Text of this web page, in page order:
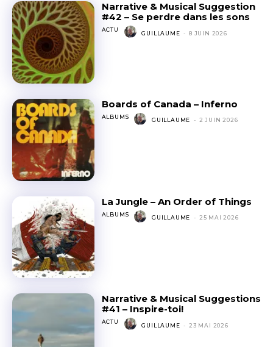
Narrative & Musical Suggestion
#42 – Se perdre dans les sons
ACTU GUILLAUME - 8 JUIN 2026
Boards of Canada – Inferno
ALBUMS GUILLAUME - 2 JUIN 2026
La Jungle – An Order of Things
ALBUMS GUILLAUME - 25 MAI 2026
Narrative & Musical Suggestions
#41 – Inspire-toi!
ACTU GUILLAUME - 23 MAI 2026